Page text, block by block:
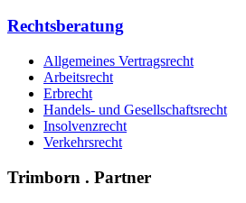
Rechtsberatung
Allgemeines Vertragsrecht
Arbeitsrecht
Erbrecht
Handels- und Gesellschaftsrecht
Insolvenzrecht
Verkehrsrecht
Trimborn . Partner